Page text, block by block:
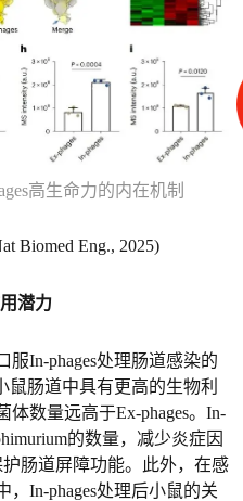
高生命力的内在机制
Biomed Eng., 2025)
潜力
In-phages处理肠道感染的
鼠肠道中具有更高的生物利
数量远高于Ex-phages。In-
的数量，减少炎症因
肠道屏障功能。此外，在感
In-phages处理后小鼠的关